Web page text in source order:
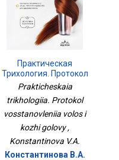
Практическая
Трихология. Протокол
Восстановления Волос И
Кожи Головы
Prakticheskaia
trikhologiia. Protokol
vosstanovleniia volos i
kozhi golovy ,
Konstantinova V.A.
Константинова В.А.